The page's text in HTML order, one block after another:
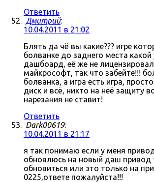
Ответить
Дмитрий:
10.04.2011 в 21:02
Блять да чё вы какие??? игре
болванке до заднего места какой
дашбоард, её же не
майкрософт, так что забейте!!!
болванка, а игра есть игра,
диск и всё, никто на неё защиту
нарезания не ставит!
Ответить
Dark00619:
10.04.2011 в 21:17
я так понимаю если у меня
обновлюсь на новый даш привод
обновиться или это только на
0225,ответе пожалуйста!!!